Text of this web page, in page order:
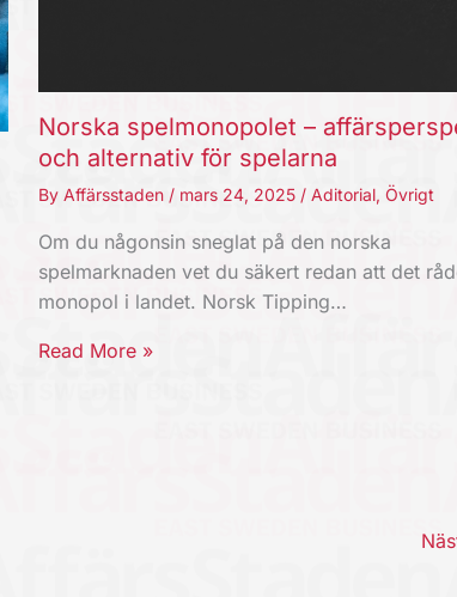
Norska spelmonopolet –
och alternativ för spelarna
By Affärsstaden / mars 24, 2025 / Aditorial, Övrigt
Om du någonsin sneglat på den norska
spelmarknaden vet du säkert redan att det
monopol i landet. Norsk Tipping…
Read More »